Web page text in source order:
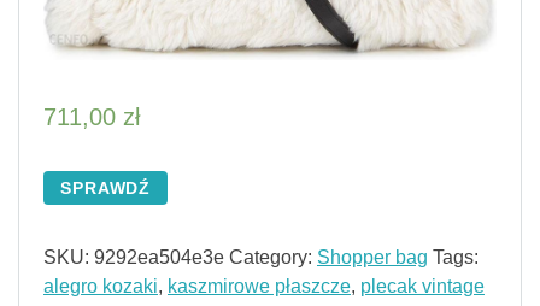
711,00 zł
SPRAWDŹ
SKU: 9292ea504e3e Category: Shopper bag Tags:
alegro kozaki, kaszmirowe płaszcze, plecak vintage